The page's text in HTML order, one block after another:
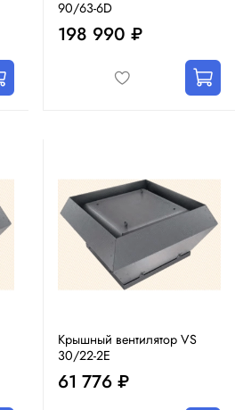
90/63-6D
198 990 ₽
Крышный вентилятор VS
30/22-2E
61 776 ₽